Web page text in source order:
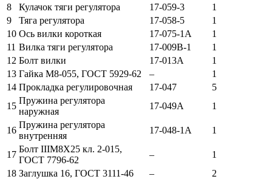
8
Кулачок тяги регулятора 17-059-3
1
9
Тяга регулятора 17-058-5
1
10 Ось вилки короткая 17-075-1А
1
11 Вилка тяги регулятора 17-009В-1
1
12 Болт вилки 17-013А
1
13 Гайка М8-055, ГОСТ 5929-62 –
1
14 Прокладка регулировочная 17-047
5
15
Пружина регулятора
наружная
17-049А 1
16
Пружина регулятора
внутренняя
17-048-1А 1
17
Болт IIIМ8Х25 кл. 2-015,
ГОСТ 7796-62
–
1
18 Заглушка 16, ГОСТ 3111-46 –
2